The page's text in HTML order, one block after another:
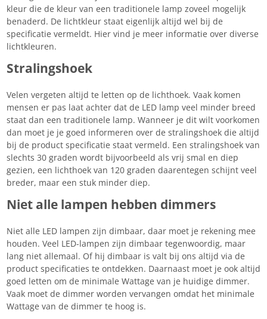
kleur die de kleur van een traditionele lamp zoveel mogelijk
benaderd. De lichtkleur staat eigenlijk altijd wel bij de
specificatie vermeldt. Hier vind je meer informatie over diverse
lichtkleuren.
Stralingshoek
Velen vergeten altijd te letten op de lichthoek. Vaak komen
mensen er pas laat achter dat de LED lamp veel minder breed
staat dan een traditionele lamp. Wanneer je dit wilt voorkomen
dan moet je je goed informeren over de stralingshoek die altijd
bij de product specificatie staat vermeld. Een stralingshoek van
slechts 30 graden wordt bijvoorbeeld als vrij smal en diep
gezien, een lichthoek van 120 graden daarentegen schijnt veel
breder, maar een stuk minder diep.
Niet alle lampen hebben dimmers
Niet alle LED lampen zijn dimbaar, daar moet je rekening mee
houden. Veel LED-lampen zijn dimbaar tegenwoordig, maar
lang niet allemaal. Of hij dimbaar is valt bij ons altijd via de
product specificaties te ontdekken. Daarnaast moet je ook altijd
goed letten om de minimale Wattage van je huidige dimmer.
Vaak moet de dimmer worden vervangen omdat het minimale
Wattage van de dimmer te hoog is.